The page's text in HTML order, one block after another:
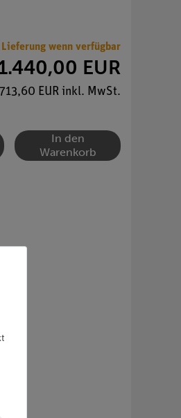
Lieferung wenn verfügbar
EUR
EUR inkl. MwSt.
In den
Warenkorb